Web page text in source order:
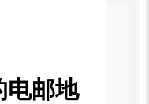
电邮地